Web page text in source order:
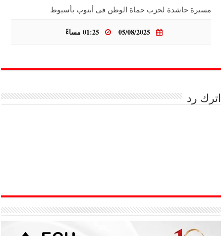
مسيرة حاشدة لحزب حماة الوطن فى أبنوب بأسيوط
اترك رد